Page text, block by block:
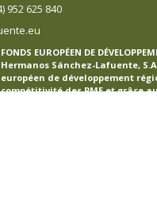
952 625 840
FONDS EUROPÉEN DE
Hermanos Sánchez-Lafuente,
européen de développement
compétitivité des PME et grâce